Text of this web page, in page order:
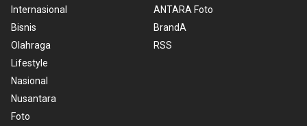
Internasional
Bisnis
Olahraga
Lifestyle
Nasional
Nusantara
Foto
ANTARA Foto
BrandA
RSS